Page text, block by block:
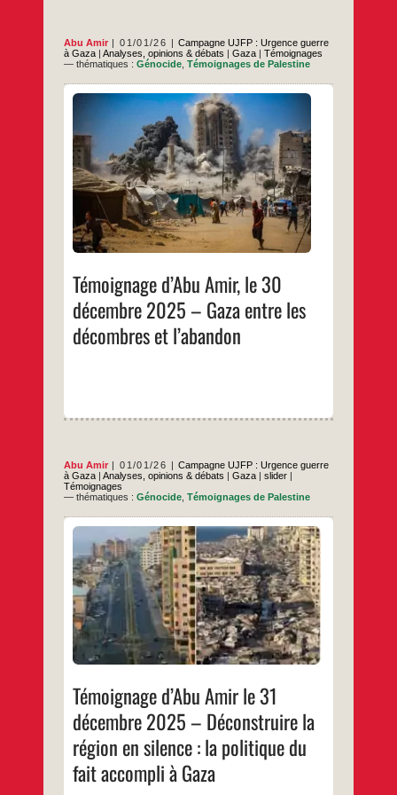
Abu Amir 01/01/26
Campagne UJFP : Urgence guerre
à Gaza |Analyses, opinions & débats |Gaza |Témoignages
— thématiques :Génocide ,Témoignages de Palestine
Témoignage d’Abu Amir, le 30
décembre 2025 – Gaza entre les
décombres et l’abandon
Un constat désastreux qui perdure Gaza vit
ces jours-ci un état pesant de peur
renouvelée, comme si elle était contrainte
de retourner au cœur de la guerre sans
annonce officielle ni préambule clair. Les
sons qui ébranlent le territoire ne sont plus
de simples bruits familiers et passagers,
mais de
…
Témoignage
d’Abu
Amir,
le
30
2025
–
Gaza
entre
les
décombres
Abu Amir 01/01/26
Campagne UJFP : Urgence guerre
à Gaza |Analyses, opinions & débats |Gaza |slider |
Témoignages
— thématiques :Génocide ,Témoignages de Palestine
Témoignage d’Abu Amir le 31
décembre 2025 – Déconstruire la
région en silence : la politique du
fait accompli à Gaza
En ce dernier jour de l’année passée, une
analyse géopolitique juste : Ne pas se
tromper dans la lecture du projet du grand
Israël Il existe, au sein de larges segments
de l’opinion publique arabe, une croyance
répandue selon laquelle le projet du « Grand
Israël » apparaîtrait soudainement au
…
d’Abu
Amir
le
31
2025
–
la
région
en
silence
:
…